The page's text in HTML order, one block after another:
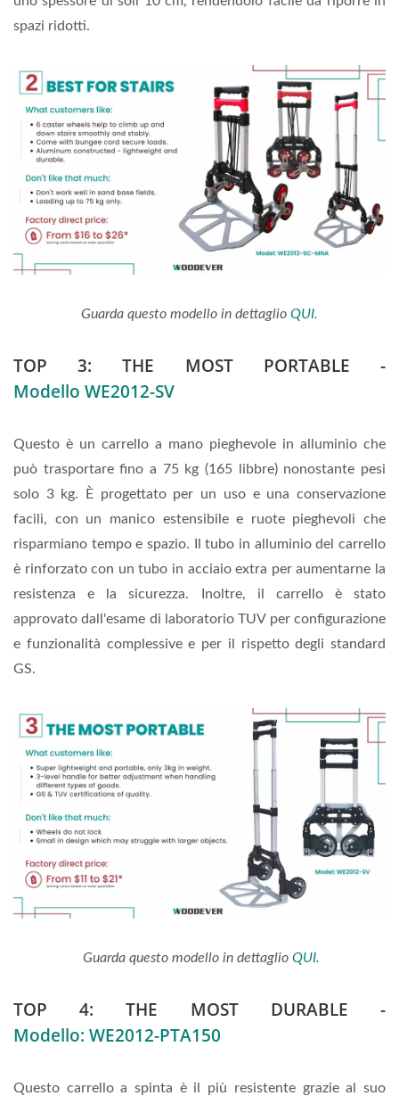
spazi ridotti.
Guarda questo modello in dettaglio QUI.
TOP 3: THE MOST PORTABLE -
Modello WE2012-SV
Questo è un carrello a mano pieghevole in alluminio che
può trasportare fino a 75 kg (165 libbre) nonostante pesi
solo 3 kg. È progettato per un uso e una conservazione
facili, con un manico estensibile e ruote pieghevoli che
risparmiano tempo e spazio. Il tubo in alluminio del carrello
è rinforzato con un tubo in acciaio extra per aumentarne la
resistenza e la sicurezza. Inoltre, il carrello è stato
approvato dall'esame di laboratorio TUV per configurazione
e funzionalità complessive e per il rispetto degli standard
GS.
Guarda questo modello in dettaglio QUI.
TOP 4: THE MOST DURABLE -
Modello: WE2012-PTA150
Questo carrello a spinta è il più resistente grazie al suo